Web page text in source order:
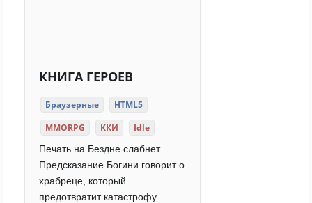
КНИГА ГЕРОЕВ
Браузерные
HTML5
MMORPG
ККИ Idle
Печать на Бездне слабнет.
Предсказание Богини говорит о
храбреце, который
предотвратит катастрофу.